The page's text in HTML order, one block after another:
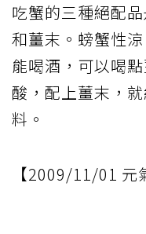
吃蟹的三種絕配
和薑末。螃蟹性
能喝酒，可以喝
酸，配上薑末，
料。
【2009/11/01 元